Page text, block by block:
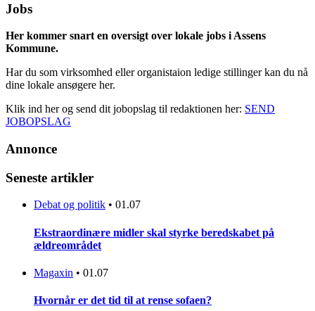
Jobs
Her kommer snart en oversigt over lokale jobs i Assens
Kommune.
Har du som virksomhed eller organistaion ledige stillinger kan du nå
dine lokale ansøgere her.
Klik ind her og send dit jobopslag til redaktionen her: SEND
JOBOPSLAG
Annonce
Seneste artikler
Debat og politik • 01.07
Ekstraordinære midler skal styrke beredskabet på
ældreområdet
Magaxin • 01.07
Hvornår er det tid til at rense sofaen?